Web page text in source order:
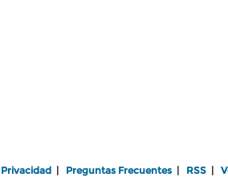
Privacidad Preguntas Frecuentes RSS